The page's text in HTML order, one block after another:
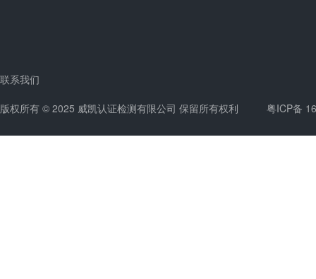
联系我们
版权所有 © 2025 威凯认证检测有限公司 保留所有权利 粤ICP备